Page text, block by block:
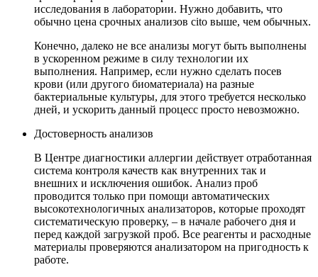
исследования в лаборатории. Нужно добавить, что
обычно цена срочных анализов cito выше, чем обычных.
Конечно, далеко не все анализы могут быть выполнены
в ускоренном режиме в силу технологии их
выполнения. Например, если нужно сделать посев
крови (или другого биоматериала) на разные
бактериальные культуры, для этого требуется несколько
дней, и ускорить данный процесс просто невозможно.
Достоверность анализов
В Центре диагностики аллергии действует отработанная
система контроля качеств как внутренних так и
внешних и исключения ошибок. Анализ проб
проводится только при помощи автоматических
высокотехнологичных анализаторов, которые проходят
систематическую проверку, – в начале рабочего дня и
перед каждой загрузкой проб. Все реагенты и расходные
материалы проверяются анализатором на пригодность к
работе.